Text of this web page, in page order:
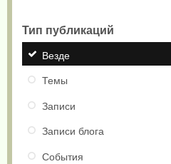
Тип публикаций
Везде
Темы
Записи
Записи блога
События